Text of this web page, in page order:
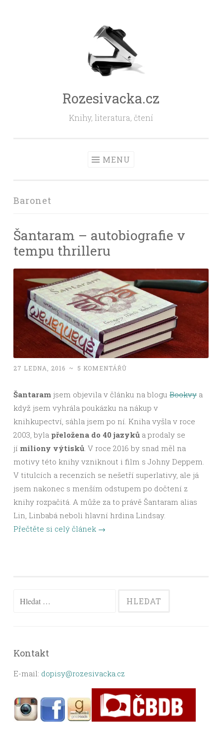
Rozesivacka.cz
Knihy, literatura, čtení
MENU
Baronet
Šantaram – autobiografie v
tempu thrilleru
27 LEDNA, 2016 ~ 5 KOMENTÁŘŮ
Šantaram jsem objevila v článku na blogu Bookvy a
když jsem vyhrála poukázku na nákup v
knihkupectví, sáhla jsem po ní. Kniha vyšla v roce
2003, byla přeložena do 40 jazyků a prodaly se
jí miliony výtisků. V roce 2016 by snad měl na
motivy této knihy vzniknout i film s Johny Deppem.
V titulcích a recenzích se nešetří superlativy, ale já
jsem nakonec s menším odstupem po dočtení z
knihy rozpačitá. A může za to právě Šantaram alias
Lin, Linbabá neboli hlavní hrdina Lindsay.
Přečtěte si celý článek →
Vyhledávání
Kontakt
E-mail: dopisy@rozesivacka.cz